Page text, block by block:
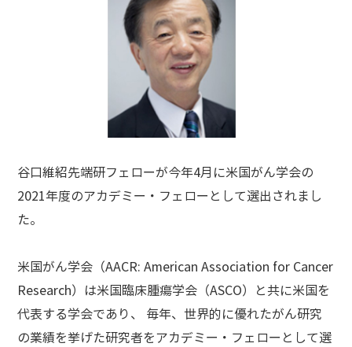
谷口維紹先端研フェローが今年4月に米国がん学会の
2021年度のアカデミー・フェローとして選出されまし
た。
米国がん学会（AACR: American Association for Cancer
Research）は米国臨床腫瘍学会（ASCO）と共に米国を
代表する学会であり、 毎年、世界的に優れたがん研究
の業績を挙げた研究者をアカデミー・フェローとして選